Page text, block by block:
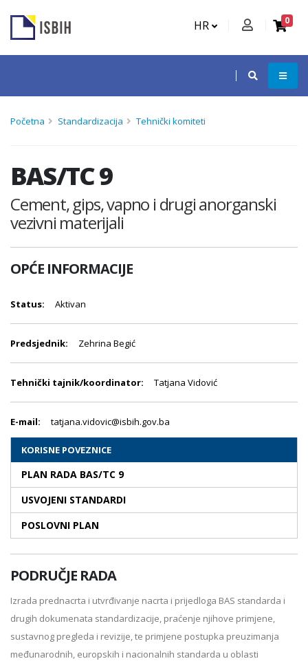
HR 0
Početna Standardizacija Tehnički komiteti
BAS/TC 9
Cement, gips, vapno i drugi anorganski
vezivni materijali
OPĆE INFORMACIJE
Status: Aktivan
Predsjednik: Zehrina Begić
Tehnički tajnik/koordinator: Tatjana Vidović
E-mail: tatjana.vidovic@isbih.gov.ba
KORISNE POVEZNICE
PLAN RADA BAS/TC 9
USVOJENI STANDARDI
POSLOVNI PLAN
PODRUČJE RADA
Izrada prednacrta i utvrđivanje nacrta i prijedloga BAS standarda i
drugih dokumenata standardizacije, praćenje njihove primjene,
sustavnog pregleda i revizije, te primjene postupka preuzimanja
međunarodnih, europskih i nacionalnih standarda u oblasti